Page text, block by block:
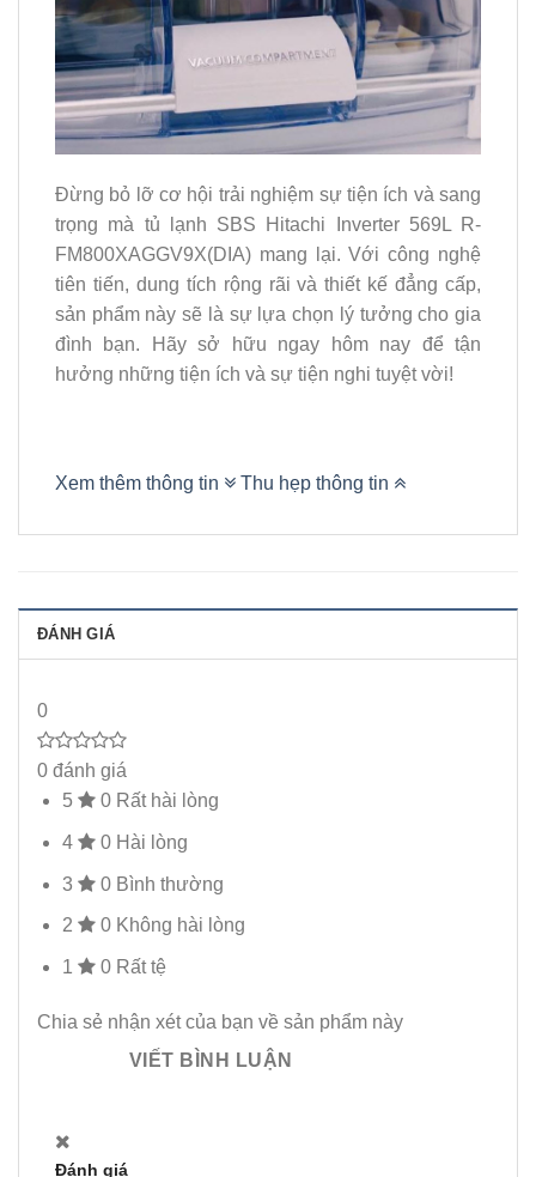
Đừng bỏ lỡ cơ hội trải nghiệm sự tiện ích và sang
trọng mà tủ lạnh SBS Hitachi Inverter 569L R-
FM800XAGGV9X(DIA) mang lại. Với công nghệ
tiên tiến, dung tích rộng rãi và thiết kế đẳng cấp,
sản phẩm này sẽ là sự lựa chọn lý tưởng cho gia
đình bạn. Hãy sở hữu ngay hôm nay để tận
hưởng những tiện ích và sự tiện nghi tuyệt vời!
Xem thêm thông tin Thu hẹp thông tin
ĐÁNH GIÁ
0
0 đánh giá
5
0 Rất hài lòng
4 0 Hài lòng
3 0 Bình thường
2 0 Không hài lòng
1 0 Rất tệ
Chia sẻ nhận xét của bạn về sản phẩm này
VIẾT BÌNH LUẬN
Đánh giá